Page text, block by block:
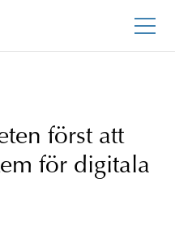
först att
för digitala